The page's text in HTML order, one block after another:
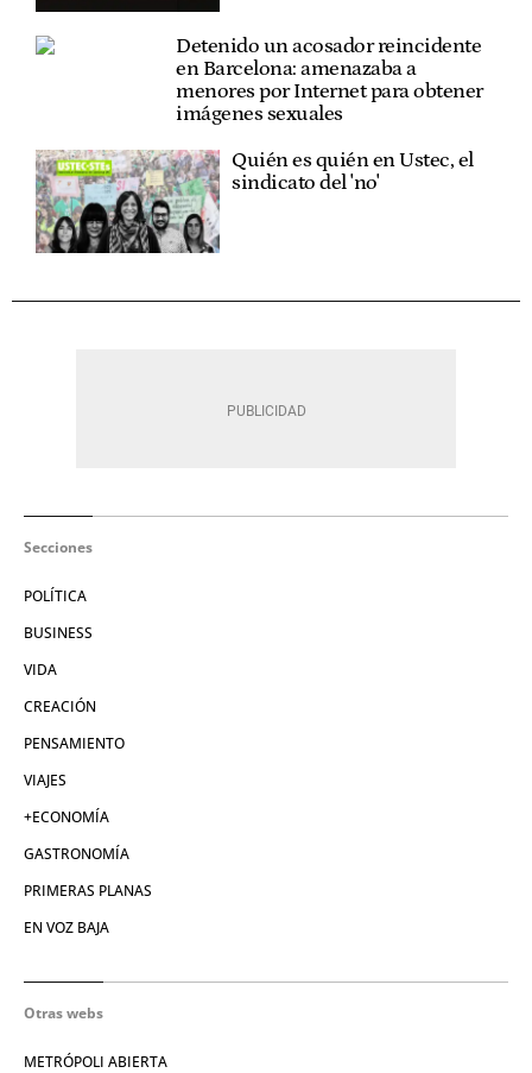
Detenido un acosador reincidente
en Barcelona: amenazaba a
menores por Internet para obtener
imágenes sexuales
Quién es quién en Ustec, el
sindicato del 'no'
Secciones
POLÍTICA
BUSINESS
VIDA
CREACIÓN
PENSAMIENTO
VIAJES
+ECONOMÍA
GASTRONOMÍA
PRIMERAS PLANAS
EN VOZ BAJA
Otras webs
METRÓPOLI ABIERTA